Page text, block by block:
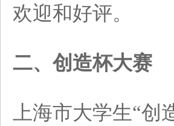
欢迎和好评。
二、创造杯大赛
上海市大学生“